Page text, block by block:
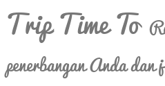
Trip Time To
penerbangan Anda